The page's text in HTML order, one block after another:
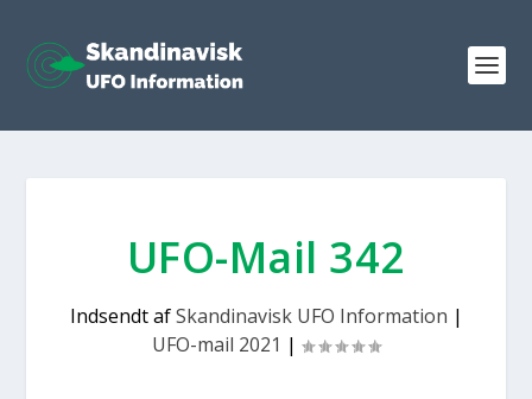
UFO-Mail 342
Indsendt afSkandinavisk UFO Information |
UFO-mail 2021 |